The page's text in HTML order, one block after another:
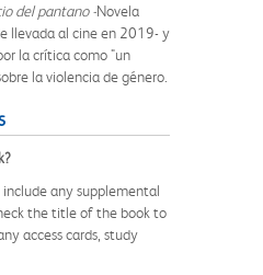
del pantano -Novela
llevada al cine en 2019- y
la crítica como "un
la violencia de género.
any supplemental
the title of the book to
access cards, study